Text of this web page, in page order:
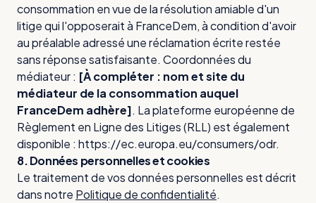
consommation en vue de la résolution amiable d'un
litige qui l'opposerait à FranceDem, à condition d'avoir
au préalable adressé une réclamation écrite restée
sans réponse satisfaisante. Coordonnées du
médiateur : [À compléter : nom et site du
médiateur de la consommation auquel
FranceDem adhère]. La plateforme européenne de
Règlement en Ligne des Litiges (RLL) est également
disponible : https://ec.europa.eu/consumers/odr.
8. Données personnelles et cookies
Le traitement de vos données personnelles est décrit
dans notre Politique de confidentialité.